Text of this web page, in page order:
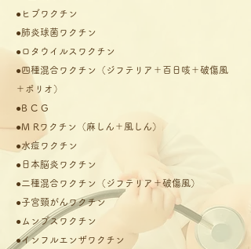
●ヒブワクチン
●肺炎球菌ワクチン
●ロタウイルスワクチン
●四種混合ワクチン（ジフテリア＋百日咳＋破傷風
＋ポリオ）
●B C G
●M Rワクチン（麻しん＋風しん）
●水痘ワクチン
●日本脳炎ワクチン
●二種混合ワクチン（ジフテリア＋破傷風）
●子宮頸がんワクチン
●ムンプスワクチン
●インフルエンザワクチン